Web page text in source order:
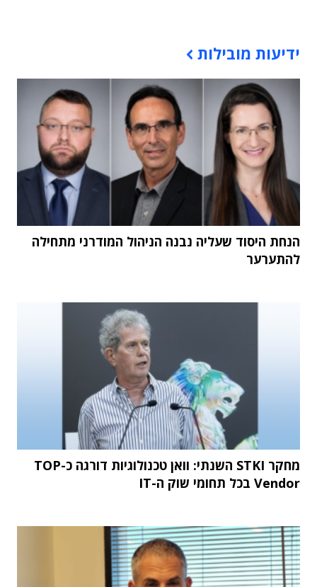
ידיעות מובילות
הנחת היסוד שעליה נבנה הניהול המודרני מתחילה
להתערער
מחקר STKI השנתי: וואן טכנולוגיות דורגה כ-TOP
Vendor בכל תחומי שוק ה-IT